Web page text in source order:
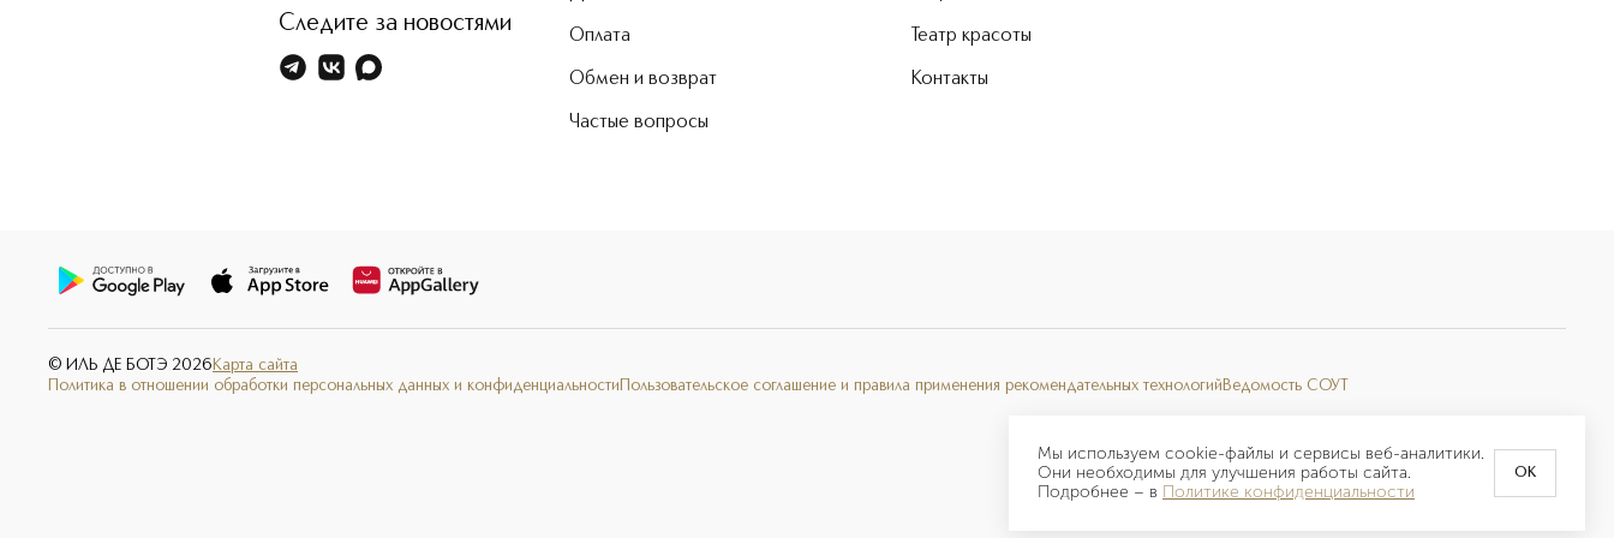
Мы используем cookie-файлы и сервисы веб-аналитики.
Они необходимы для улучшения работы сайта.
Подробнее – в Политике конфиденциальности
OK
Следите за новостями Оплата
Обмен и возврат
Частые вопросы
Театр красоты
Контакты
© ИЛЬ ДЕ БОТЭ 2026 Карта сайта
Политика в отношении обработки персональных данных и конфиденциальности Пользовательское соглашение и правила применения рекомендательных технологий Ведомость СОУТ